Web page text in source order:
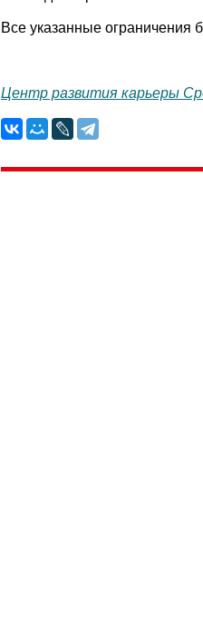
Все указанные ограничения
Центр развития карьеры